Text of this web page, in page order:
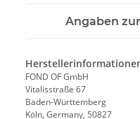
Angaben
FOND OF GmbH
Vitalisstraße 67
Baden-Württemberg
Köln, Germany, 50827